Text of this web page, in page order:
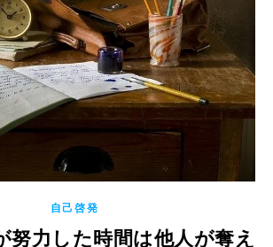
自己啓発
力した時間は他人が奪え